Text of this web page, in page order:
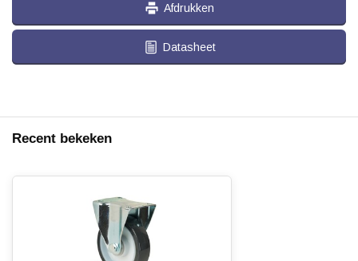
Afdrukken
Datasheet
Recent bekeken